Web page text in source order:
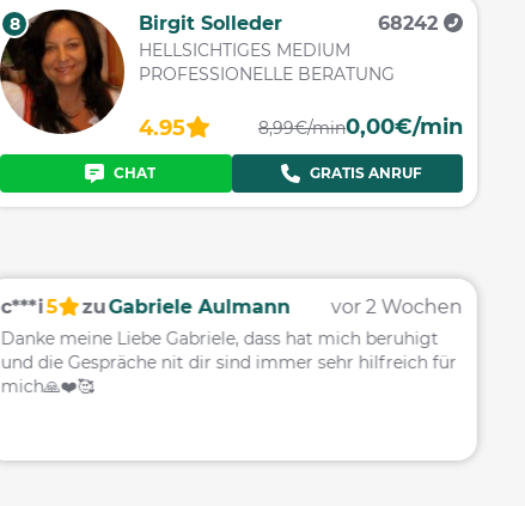
c***i5 zuGabriele Aulmann vor 2 Wochen
Danke meine Liebe Gabriele, dass hat mich beruhigt
und die Gespräche nit dir sind immer sehr hilfreich für
mich🙏❤️🥰
8 Birgit Solleder 68242
HELLSICHTIGES MEDIUM
PROFESSIONELLE BERATUNG
4.95 8,99€/min0,00€/min
CHAT GRATIS ANRUF